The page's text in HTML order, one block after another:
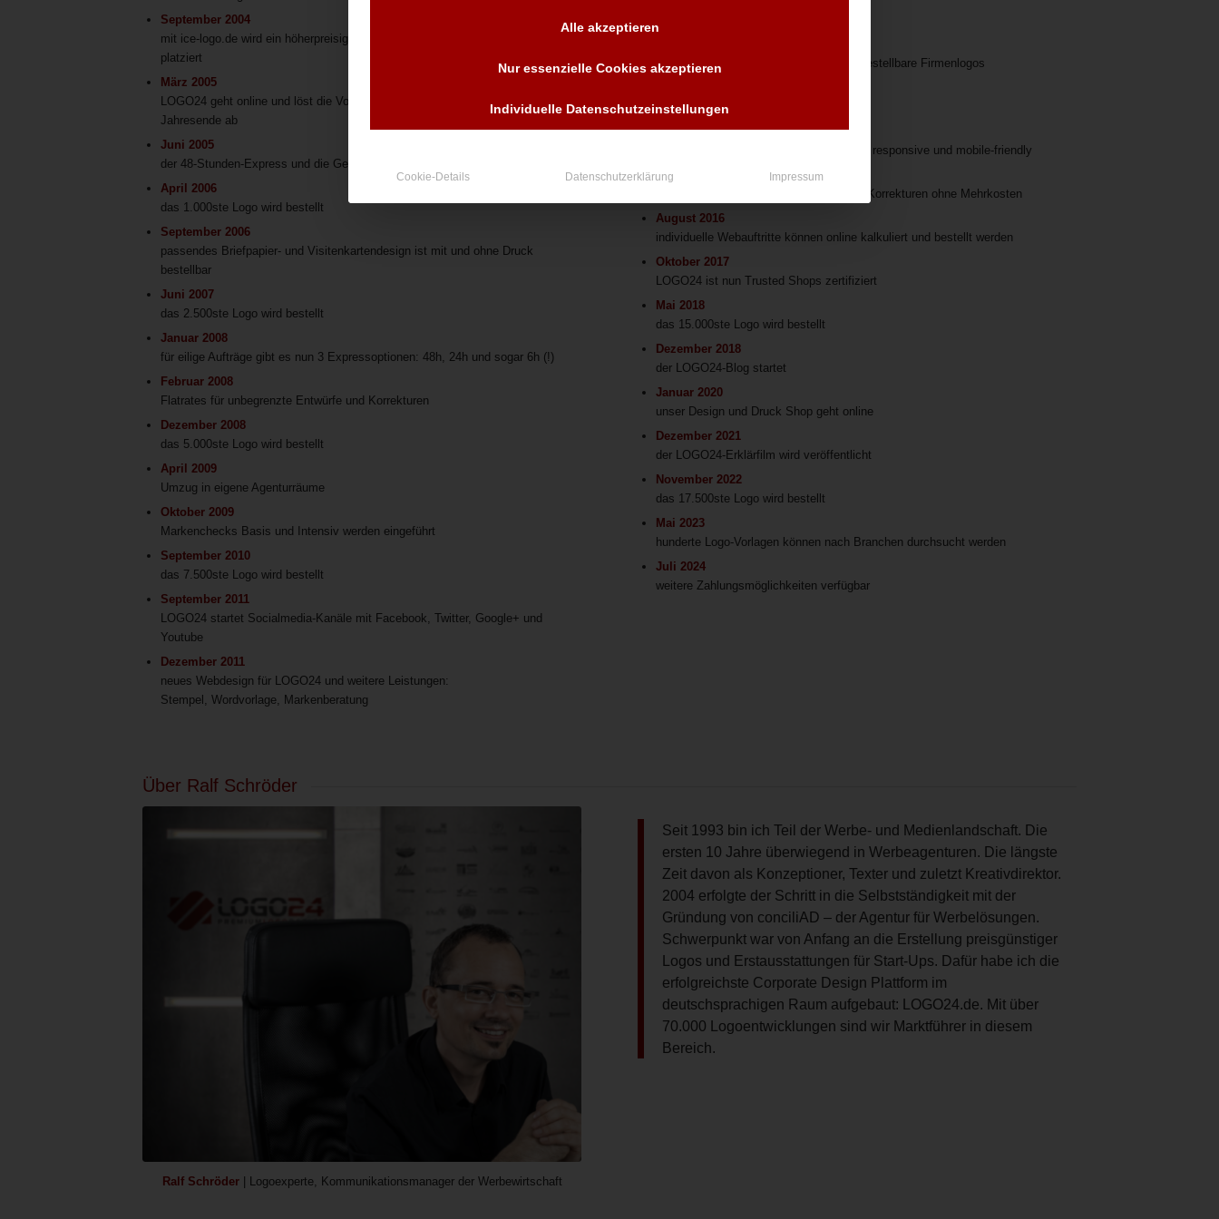
September 2004
mit ice-logo.de wird ein höherpreisiger und umfangreicherer Onlineservice
platziert
März 2005
LOGO24 geht online und löst die Vorgänger fresh-logos.de und ice-logo.de zum
Jahresende ab
Juni 2005
der 48-Stunden-Express und die Geld-zurück-Garantie werden eingeführt
April 2006
das 1.000ste Logo wird bestellt
September 2006
passendes Briefpapier- und Visitenkartendesign ist mit und ohne Druck
bestellbar
Juni 2007
das 2.500ste Logo wird bestellt
Januar 2008
für eilige Aufträge gibt es nun 3 Expressoptionen: 48h, 24h und sogar 6h (!)
Februar 2008
Flatrates für unbegrenzte Entwürfe und Korrekturen
Dezember 2008
das 5.000ste Logo wird bestellt
April 2009
Umzug in eigene Agenturräume
Oktober 2009
Markenchecks Basis und Intensiv werden eingeführt
September 2010
das 7.500ste Logo wird bestellt
September 2011
LOGO24 startet Socialmedia-Kanäle mit Facebook, Twitter, Google+ und
Youtube
Dezember 2011
neues Webdesign für LOGO24 und weitere Leistungen:
Stempel, Wordvorlage, Markenberatung
10 Jahre LOGO24 und 11 Jahre online bestellbare Firmenlogos
das 12.500ste Logo wird bestellt
März 2016
kompletter Relaunch LOGO24.de ist nun responsive und mobile-friendly
Juli 2016
alle Pakete enthalten unbegrenzte Logo-Korrekturen ohne Mehrkosten
August 2016
individuelle Webauftritte können online kalkuliert und bestellt werden
Oktober 2017
LOGO24 ist nun Trusted Shops zertifiziert
Mai 2018
das 15.000ste Logo wird bestellt
Dezember 2018
der LOGO24-Blog startet
Januar 2020
unser Design und Druck Shop geht online
Dezember 2021
der LOGO24-Erklärfilm wird veröffentlicht
November 2022
das 17.500ste Logo wird bestellt
Mai 2023
hunderte Logo-Vorlagen können nach Branchen durchsucht werden
Juli 2024
weitere Zahlungsmöglichkeiten verfügbar
Über Ralf Schröder
Ralf Schröder| Logoexperte, Kommunikationsmanager der Werbewirtschaft
Seit 1993 bin ich Teil der Werbe- und Medienlandschaft. Die
ersten 10 Jahre überwiegend in Werbeagenturen. Die längste
Zeit davon als Konzeptioner, Texter und zuletzt Kreativdirektor.
2004 erfolgte der Schritt in die Selbstständigkeit mit der
Gründung von conciliAD – der Agentur für Werbelösungen.
Schwerpunkt war von Anfang an die Erstellung preisgünstiger
Logos und Erstausstattungen für Start-Ups. Dafür habe ich die
erfolgreichste Corporate Design Plattform im
deutschsprachigen Raum aufgebaut: LOGO24.de. Mit über
70.000 Logoentwicklungen sind wir Marktführer in diesem
Bereich.
Alle akzeptieren
Nur essenzielle Cookies akzeptieren
Individuelle Datenschutzeinstellungen
Cookie-Details Datenschutzerklärung Impressum